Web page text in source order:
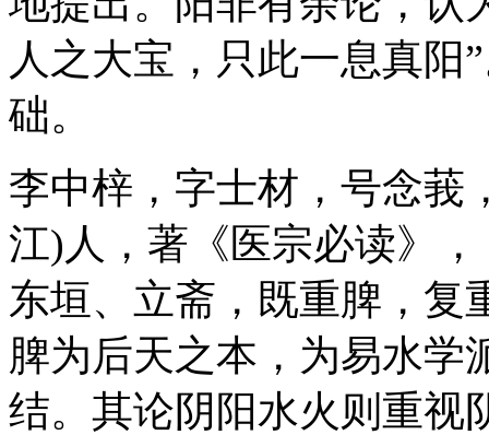
人之大宝，只此一息真阳
础。
李中梓，字士材，号念莪
江)人，著《医宗必读》
东垣、立斋，既重脾，复
脾为后天之本，为易水学
结。其论阴阳水火则重视